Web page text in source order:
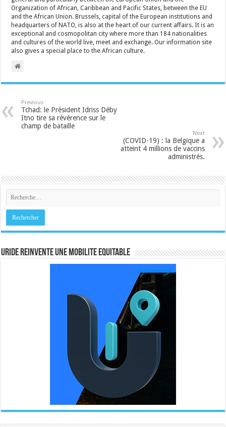
Organization of African, Caribbean and Pacific States, between the EU
and the African Union. Brussels, capital of the European institutions and
headquarters of NATO, is also at the heart of our current affairs. It is an
exceptional and cosmopolitan city where more than 184 nationalities
and cultures of the world live, meet and exchange. Our information site
also gives a special place to the African culture.
Previous
Tchad: le Président Idriss Déby
Itno tire sa révérence sur le
champ de bataille
Next
(COVID-19) : la Belgique a
atteint 4 millions de vaccins
administrés.
URIDE REINVENTE UNE MOBILITE EQUITABLE